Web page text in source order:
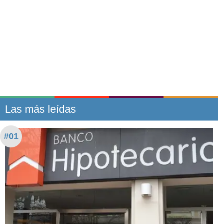
Las más leídas
#01